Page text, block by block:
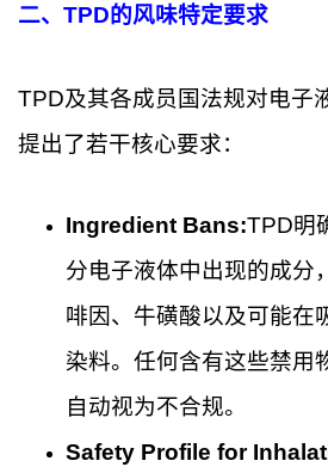
二、TPD的风味特定要求
TPD及其各成员国法规对电子
提出了若干核心要求：
Ingredient Bans:TPD明
分电子液体中出现的成分
啡因、牛磺酸以及可能在
染料。任何含有这些禁用
自动视为不合规。
Safety Profile for